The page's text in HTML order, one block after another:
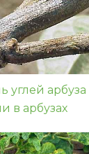
углей
в арбузах